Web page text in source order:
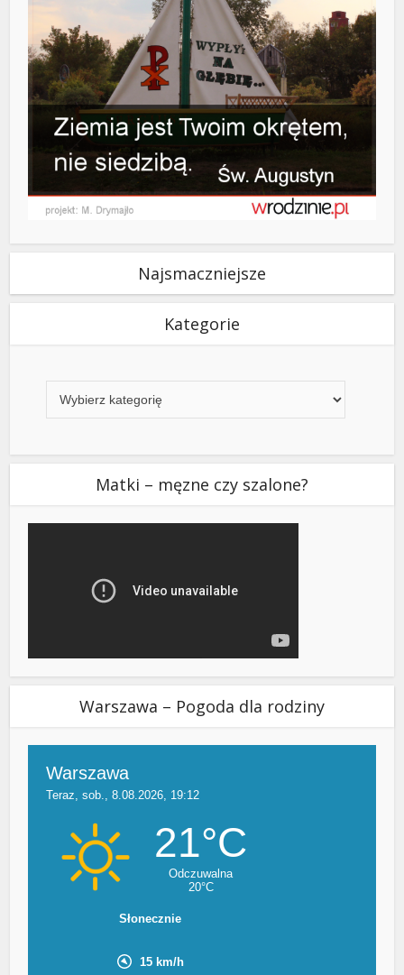
Najsmaczniejsze
Kategorie
Matki – męzne czy szalone?
Warszawa – Pogoda dla rodziny